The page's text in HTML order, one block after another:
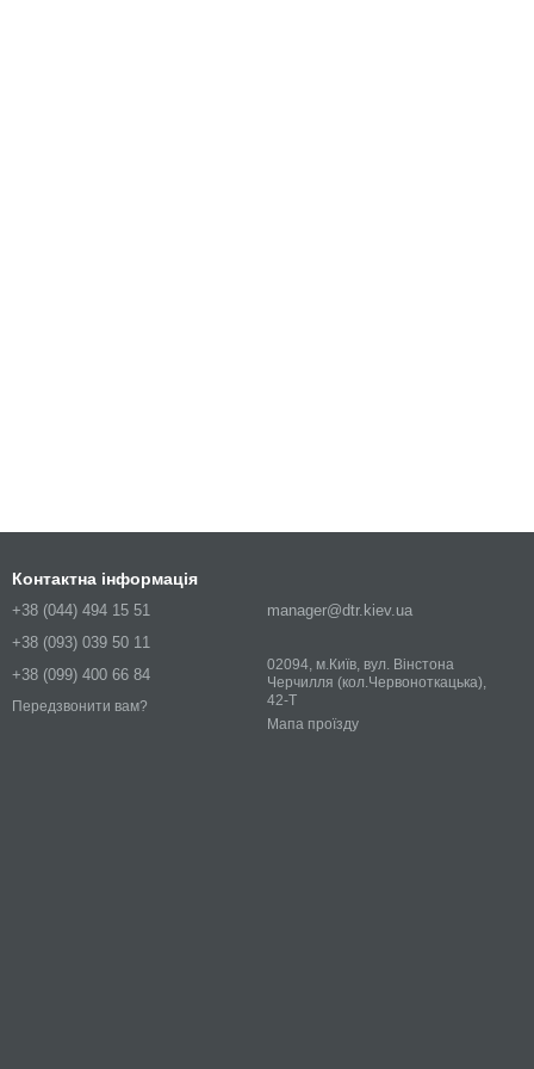
Контактна інформація
+38 (044) 494 15 51
+38 (093) 039 50 11
+38 (099) 400 66 84
Передзвонити вам?
manager@dtr.kiev.ua
02094, м.Київ, вул. Вінстона
Черчилля (кол.Червоноткацька),
42-Т
Мапа проїзду